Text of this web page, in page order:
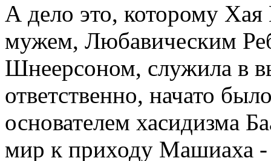
А дело это, которому
мужем, Любавическим
Шнеерсоном, служила в
ответственно, начато
основателем хасидизма
мир к приходу Машиаха -